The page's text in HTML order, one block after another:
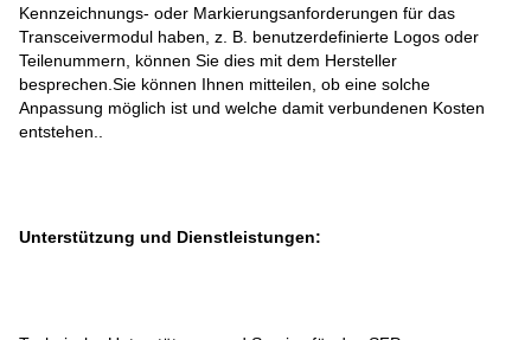
Kennzeichnungs- oder Markierungsanforderungen für das
Transceivermodul haben, z. B. benutzerdefinierte Logos oder
Teilenummern, können Sie dies mit dem Hersteller
besprechen.Sie können Ihnen mitteilen, ob eine solche
Anpassung möglich ist und welche damit verbundenen Kosten
entstehen..
Unterstützung und Dienstleistungen: